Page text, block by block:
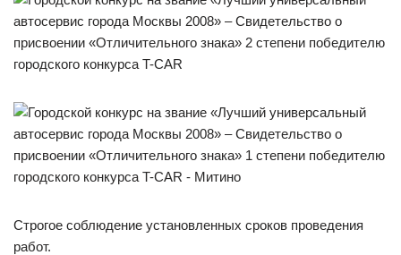
Строгое соблюдение установленных сроков проведения
работ.